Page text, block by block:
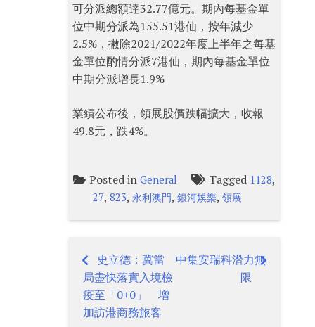
可分派總額達32.77億元。期內每基金單
位中期分派為155.51港仙，按年減少
2.5%，撇除2021/2022年度上半年之每基
金單位酌情分派7港仙，期內每基金單位
中期分派增長1.9%
業績公布後，領展股價跌幅擴大，收報
49.8元，跌4%。
Posted inGeneral Tagged 1128,
27,823,永利澳門,銀河娛樂,領展
Post
navigation
史立德：冀當
局盡快落實入境檢
疫至「0+0」 增
加訪港商務旅客
中集安瑞科潛力無
限